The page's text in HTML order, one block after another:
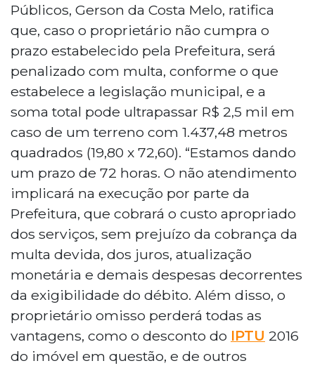
Públicos, Gerson da Costa Melo, ratifica
que, caso o proprietário não cumpra o
prazo estabelecido pela Prefeitura, será
penalizado com multa, conforme o que
estabelece a legislação municipal, e a
soma total pode ultrapassar R$ 2,5 mil em
caso de um terreno com 1.437,48 metros
quadrados (19,80 x 72,60). “Estamos dando
um prazo de 72 horas. O não atendimento
implicará na execução por parte da
Prefeitura, que cobrará o custo apropriado
dos serviços, sem prejuízo da cobrança da
multa devida, dos juros, atualização
monetária e demais despesas decorrentes
da exigibilidade do débito. Além disso, o
proprietário omisso perderá todas as
vantagens, como o desconto do IPTU 2016
do imóvel em questão, e de outros